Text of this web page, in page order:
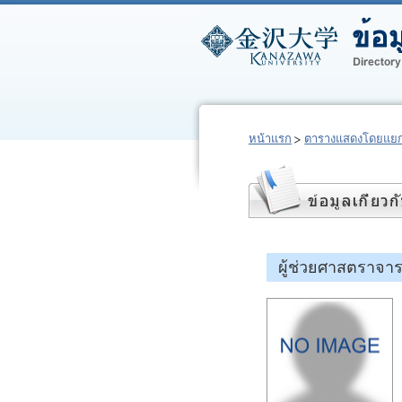
หน้าแรก ตารางแสดงโดยแ
ผู้ช่วยศาสตราจา